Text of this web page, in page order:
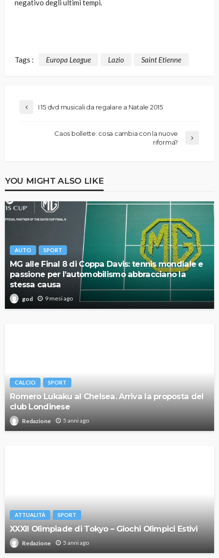
negativo degli ultimi tempi.
Tags : Europa League Lazio Saint Etienne
I 15 dvd musicali da regalare a Natale 2015
Caos bollette: cosa cambia con la nuove
riforma?
YOU MIGHT ALSO LIKE
AUTO SPORT
MG alle Final 8 di Coppa Davis: tennis mondiale e
passione per l’automobilismo abbracciano la
stessa causa
god 9 mesi ago
CALCIO SPORT
Romero Lukaku al Chelsea. Arriva la proposta del
club Londinese
Redazione 5 anni ago
ATTUALITÀ SPORT
XXXII Olimpiade di Tokyo – Giochi Olimpici Estivi
Redazione 5 anni ago